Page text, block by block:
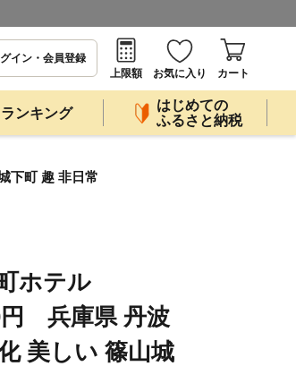
イン・会員登録
上限額
お気に入り カート
ランキング
はじめての
ふるさと納税
下町 趣 非日常
ホテル
円 兵庫県 丹波
美しい 篠山城